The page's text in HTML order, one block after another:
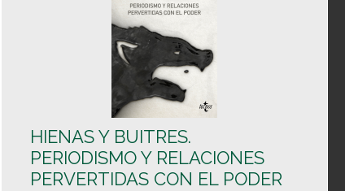
HIENAS Y BUITRES.
PERIODISMO Y RELACIONES
PERVERTIDAS CON EL PODER